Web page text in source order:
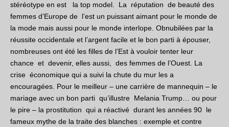
stéréotype en est la top model. La réputation de beauté des
femmes d’Europe de l’est un puissant aimant pour le monde de
la mode mais aussi pour le monde interlope. Obnubilées par la
réussite occidentale et l’argent facile et le bon parti à épouser,
nombreuses ont été les filles de l’Est à vouloir tenter leur
chance et devenir, elles aussi, des femmes de l’Ouest. La
crise économique qui a suivi la chute du mur les a
encouragées. Pour le meilleur – une carrière de mannequin – le
mariage avec un bon parti qu’illustre Melania Trump… ou pour
le pire – la prostitution qui a réactivé durant les années 90 le
fameux mythe de la traite des blanches : exemple et contre